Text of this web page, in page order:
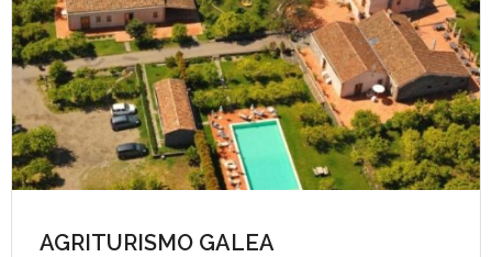
AGRITURISMO GALEA